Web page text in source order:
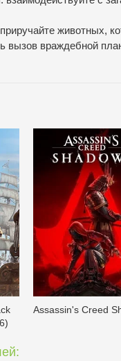
животных,
вызов враждебной
Assassin's Creed